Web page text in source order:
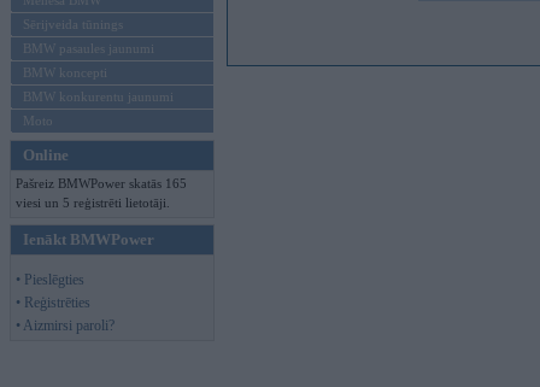
Sērijveida tūnings
BMW pasaules jaunumi
BMW koncepti
BMW konkurentu jaunumi
Moto
Online
Pašreiz BMWPower skatās 165
viesi un 5 reģistrēti lietotāji.
Ienākt BMWPower
• Pieslēgties
• Reģistrēties
• Aizmirsi paroli?